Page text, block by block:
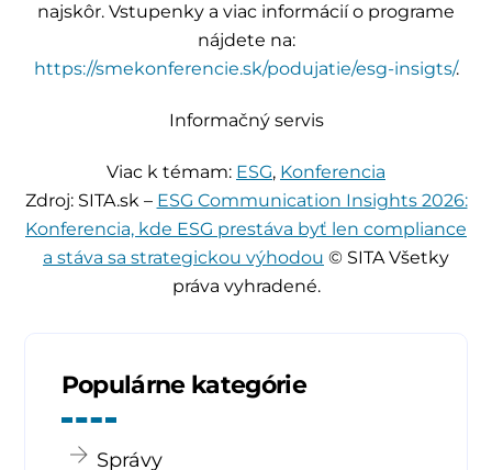
najskôr. Vstupenky a viac informácií o programe
nájdete na:
https://smekonferencie.sk/podujatie/esg-insigts/.
Informačný servis
Viac k témam: ESG, Konferencia
Zdroj: SITA.sk – ESG Communication Insights 2026:
Konferencia, kde ESG prestáva byť len compliance
a stáva sa strategickou výhodou © SITA Všetky
práva vyhradené.
Populárne kategórie
Správy